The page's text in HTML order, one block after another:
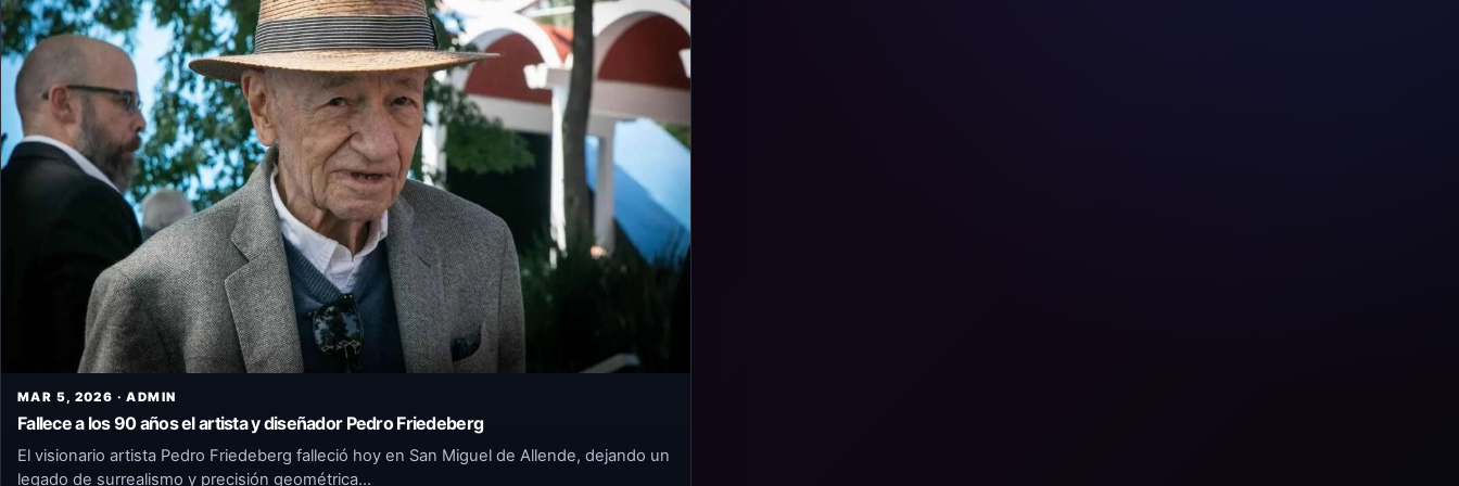
MAR 5, 2026 · ADMIN
Fallece a los 90 años el artista y diseñador Pedro Friedeberg
El visionario artista Pedro Friedeberg falleció hoy en San Miguel de Allende, dejando un
legado de surrealismo y precisión geométrica…